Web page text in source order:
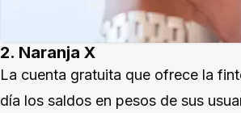
2. Naranja X
La cuenta gratuita que ofrece la
día los saldos en pesos de sus